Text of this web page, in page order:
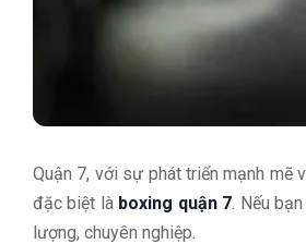
Quận 7, với sự phát triển mạnh mẽ
đặc biệt là boxing quận 7. Nếu
lượng, chuyên nghiệp.